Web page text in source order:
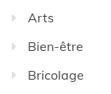
Arts
Bien-être
Bricolage